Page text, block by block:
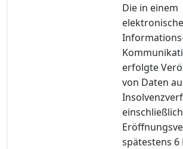
Die in einem
erfolgte
von Daten
spätestens